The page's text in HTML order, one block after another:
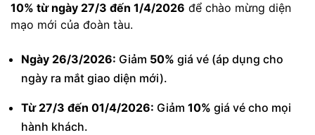
10% từ ngày 27/3 đến 1/4/2026 để chào mừng diện
mạo mới của đoàn tàu.
Ngày 26/3/2026: Giảm 50% giá vé (áp dụng cho
ngày ra mắt giao diện mới).
Từ 27/3 đến 01/4/2026: Giảm 10% giá vé cho mọi
hành khách.